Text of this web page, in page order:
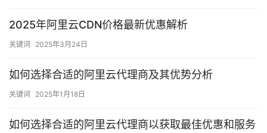
2025年阿里云CDN价格最新优惠解析
关键词 2025年3月24日
如何选择合适的阿里云代理商及其优势分析
关键词 2025年1月18日
如何选择合适的阿里云代理商以获取最佳优惠和服务